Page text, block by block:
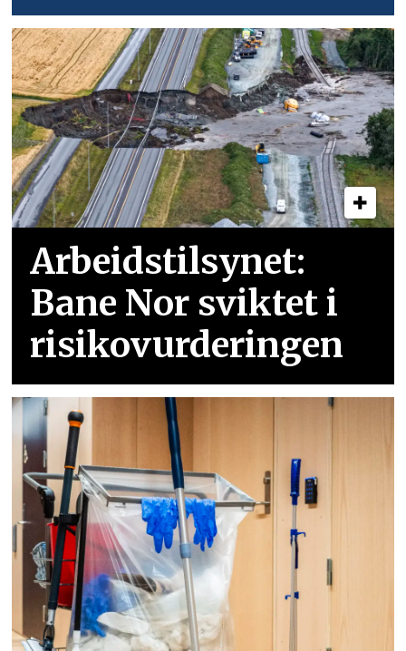
Arbeidstilsynet:
Bane Nor sviktet i
risikovurderingen